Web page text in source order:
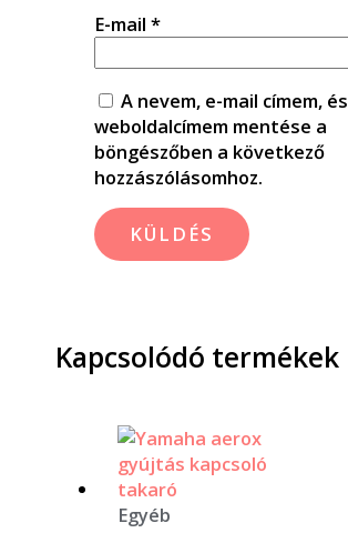
E-mail *
A nevem, e-mail címem, és
weboldalcímem mentése a
böngészőben a következő
hozzászólásomhoz.
Kapcsolódó termékek
Egyéb